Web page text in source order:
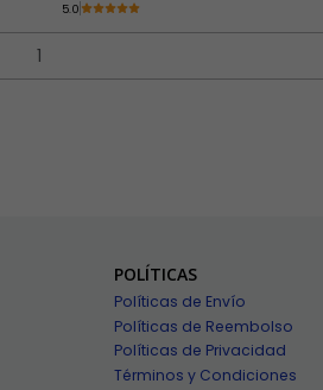
5.0
POLÍTICAS
Políticas de Envío
Políticas de Reembolso
Políticas de Privacidad
Términos y Condiciones